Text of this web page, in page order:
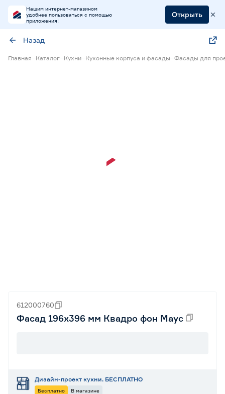
Нашим интернет-магазином
удобнее пользоваться с помощью
приложения!
Открыть
Назад
Главная Каталог Кухни Кухонные корпуса и фасады Фасады для
612000760
Фасад 196х396 мм Квадро фон Маус
Дизайн-проект кухни. БЕСПЛАТНО
Бесплатно В магазине